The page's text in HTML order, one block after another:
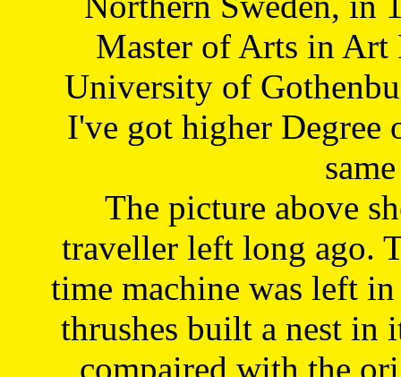
Master of Arts in Art
University of
I've got higher Degree
The picture above
traveller left long ago.
time machine was left
thrushes built a nest in
compaired with the